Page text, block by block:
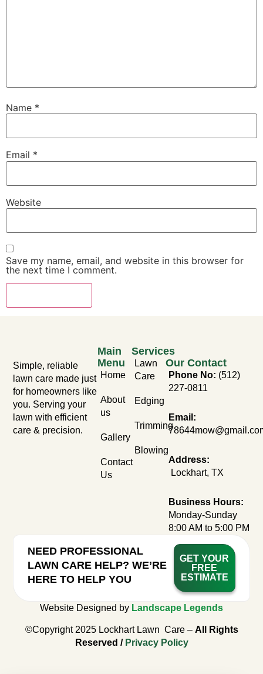
Name *
Email *
Website
Save my name, email, and website in this browser for
the next time I comment.
Simple, reliable
lawn care made just
for homeowners like
you. Serving your
lawn with efficient
care & precision.
Main
Menu
Home
About
us
Gallery
Contact
Us
Services
Lawn
Care
Edging
Trimming
Blowing
Our Contact
Phone No: (512)
227-0811
Email:
Address:
Lockhart, TX
Business Hours:
Monday-Sunday
8:00 AM to 5:00 PM
NEED PROFESSIONAL
LAWN CARE HELP? WE’RE
HERE TO HELP YOU
GET YOUR
FREE
ESTIMATE
Website Designed by Landscape Legends
©Copyright 2025 Lockhart Lawn Care – All Rights
Reserved / Privacy Policy